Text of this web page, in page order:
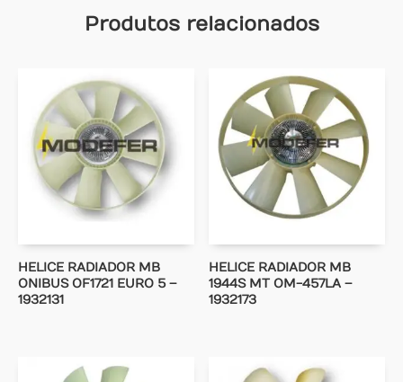
Produtos relacionados
HELICE RADIADOR MB
ONIBUS OF1721 EURO 5 –
1932131
HELICE RADIADOR MB
1944S MT OM-457LA –
1932173